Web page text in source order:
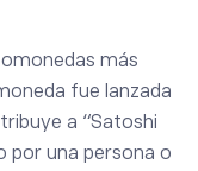
más
fue lanzada
a “Satoshi
por una persona o